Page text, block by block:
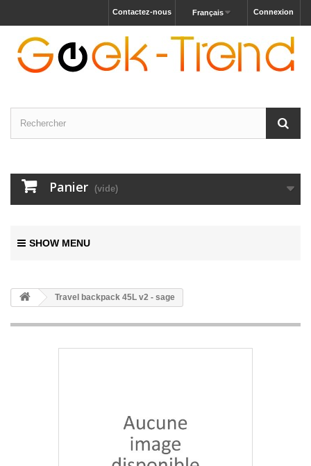
Connexion
Français
Contactez-nous
Panier (vide)
SHOW MENU
Travel backpack 45L v2 - sage